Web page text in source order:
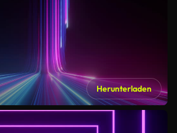
Herunterladen